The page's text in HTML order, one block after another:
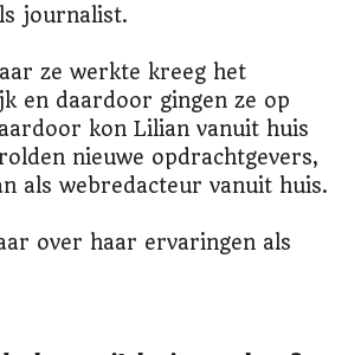
journalist.
ze werkte kreeg het
en daardoor gingen ze op
kon Lilian vanuit huis
nieuwe opdrachtgevers,
als webredacteur vanuit huis.
over haar ervaringen als